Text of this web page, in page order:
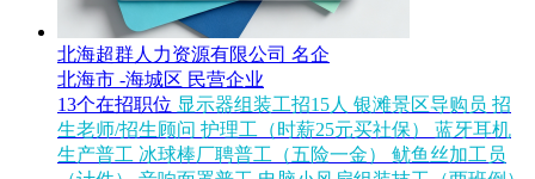
北海超群人力资源有限公司 名企
北海市 -海城区 民营企业
13个在招职位 显示器组装工招15人 银滩景区导购员 招
生老师/招生顾问 护理工（时薪25元买社保）
蓝牙耳机
生产普工 冰球棒厂聘普工（五险一金）
鱿鱼丝加工员